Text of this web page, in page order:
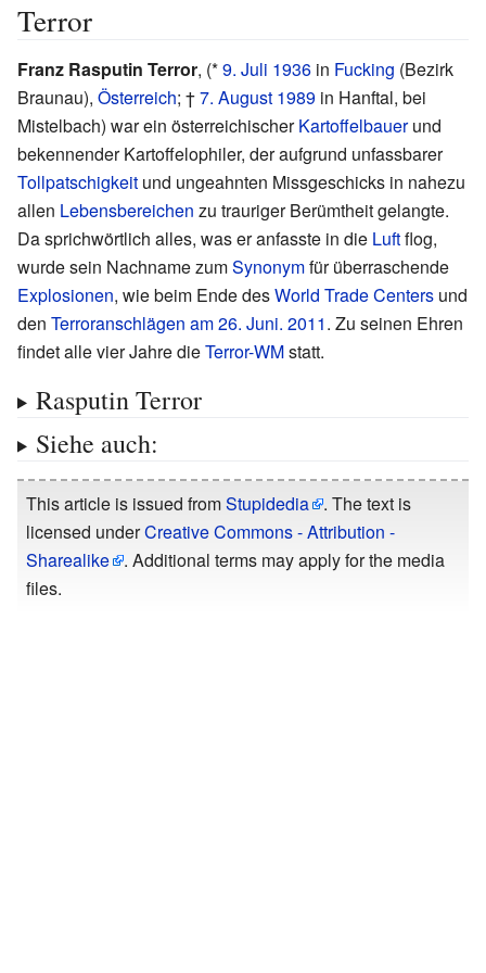
Terror
Franz Rasputin Terror, (*9. Juli 1936 in Fucking (Bezirk
Braunau), Österreich; †7. August 1989 in Hanftal, bei
Mistelbach) war ein österreichischerKartoffelbauerund
bekennender Kartoffelophiler, der aufgrund unfassbarer
Tollpatschigkeit und ungeahnten Missgeschicks in nahezu
allen Lebensbereichen zu trauriger Berümtheit gelangte.
Da sprichwörtlich alles, was er anfasste in die Luftflog,
wurde sein Nachname zumSynonymfür überraschende
Explosionen, wie beim Ende desWorld Trade Centers und
den Terroranschlägen am 26. Juni. 2011. Zu seinen Ehren
findet alle vier Jahre dieTerror-WMstatt.
Rasputin Terror
Siehe auch:
This article is issued fromStupidedia
. The text is
licensed underCreative Commons - Attribution -
Sharealike
. Additional terms may apply for the media
files.